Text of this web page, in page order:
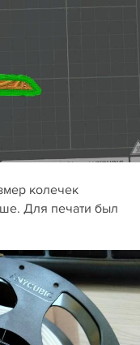
колечек
Для печати был